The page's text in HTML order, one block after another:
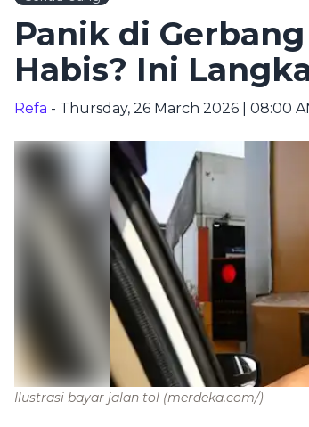
Panik di
Habis? Ini
Refa - Thursday, 26 March 2026 | 08:00
Ilustrasi bayar jalan tol (merdeka.com/)